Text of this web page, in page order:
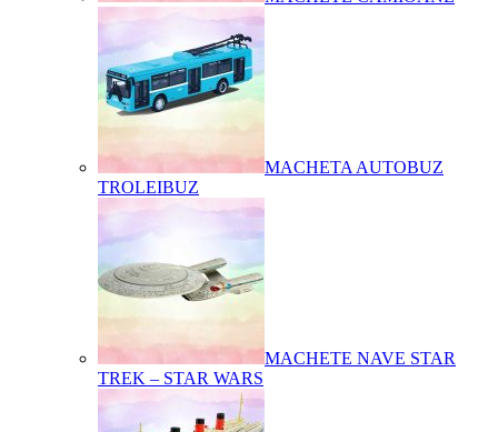
MACHETA AUTOBUZ
TROLEIBUZ
MACHETE NAVE STAR
TREK – STAR WARS